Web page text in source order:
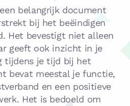
belangrijk document
bij het beëindigen
Het bevestigt niet alleen
geeft ook inzicht in je
tijdens je tijd bij het
bevat meestal je functie,
en een positieve
Het is bedoeld om